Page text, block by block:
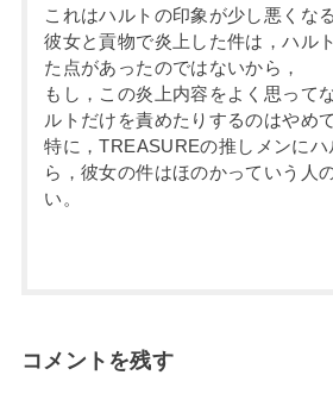
これはハルトの印象が少し悪くな
彼女と貢物で炎上した件は，ハル
た点があったのではないから，
もし，この炎上内容をよく思って
ルトだけを責めたりするのはやめ
特に，TREASUREの推しメンに
ら，彼女の件はほのかっていう人
い。
コメントを残す